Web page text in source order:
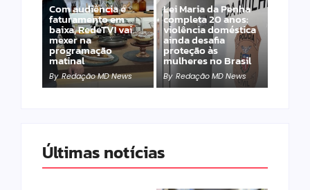
Com audiência e
faturamento em
baixa, RedeTV! vai
mexer na
programação
matinal
By Redação MD News
Lei Maria da Penha
completa 20 anos:
violência doméstica
ainda desafia
proteção às
mulheres no Brasil
By Redação MD News
Últimas notícias